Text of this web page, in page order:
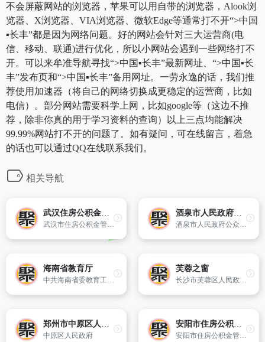
不会屏蔽网站的浏览器，苹果可以用自带的浏览器，Alook浏
览器、X浏览器、VIA浏览器、微软Edge等通常打不开“>中国
▪长丰”都是因为网络问题。好的网站会针对三大运营商(电
信、移动、联通)进行优化，所以小网站会遇到一些网络打不
开。可以来牟准导航寻找“>中国▪长丰”最新网址、“>中国▪长
丰”发布页和“>中国▪长丰”备用网址。一劳永逸的话，我们推
荐使用加速器（将自己的网络切换成更稳定的运营商，比如
电信）。部分网站需要科学上网，比如google等（这边不推
荐，除非你真的用于学习资料的查询）以上三点均能解决
99.99%网站打不开的问题了。如有疑问，可在线留言，着急
的话也可以通过QQ在线联系我们。
相关导航
武汉住房公积金管理中心
武汉市住房公积金管理中心（以下简称中心）为市人民政府直属局级事业单位。领导班子主要成员为主任陈祖信、副主任刘飞鹏。党的关系隶属市直机关工委。“中心”核定编制60人,现有职员64人,内设6个职能处（即归集管理处、贷款管理处、财务会计处、审计保全处、信息技术处、综合处）。
酒泉市人民政府公众信息网
酒泉市人民政府公众信息网是市人民政府发布政务信息、提供在线服务的平台,内容涵盖了政务、就业、保险、医疗、生活的信息和在线服务。
海南省教育厅
中共海南省委教育工委 海南省教育厅
芙蓉之窗
长沙市芙蓉区人民政府官方网站
郑州市中原区人民政府网
中原区人民政府
安阳市住房公积金网站
安阳市住房公积金管理中心